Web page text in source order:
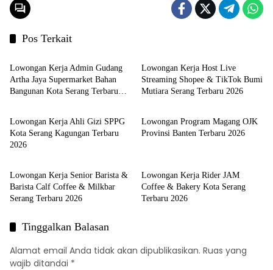
Pos Terkait
LOKER SERANG
Lowongan Kerja Admin Gudang
Artha Jaya Supermarket Bahan
Bangunan Kota Serang Terbaru
Lowongan Kerja Host Live
Streaming Shopee & TikTok Bumi
Mutiara Serang Terbaru 2026
LOKER SERANG
Lowongan Kerja Ahli Gizi SPPG
Kota Serang Kagungan Terbaru
2026
LOKER SERANG
Lowongan Program Magang OJK
Provinsi Banten Terbaru 2026
LOKER SERANG
Lowongan Kerja Senior Barista &
Barista Calf Coffee & Milkbar
Serang Terbaru 2026
Lowongan Kerja Rider JAM
Coffee & Bakery Kota Serang
Terbaru 2026
Tinggalkan Balasan
Alamat email Anda tidak akan dipublikasikan. Ruas yang
wajib ditandai *